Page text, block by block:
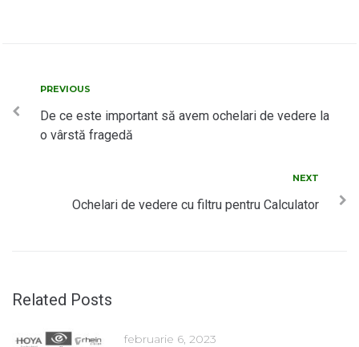
Navigare
în
articole
Previous
PREVIOUS
De ce este important să avem ochelari de vedere la
o vârstă fragedă
NEXT
Ochelari de vedere cu filtru pentru Calculator
Related Posts
februarie 6, 2023